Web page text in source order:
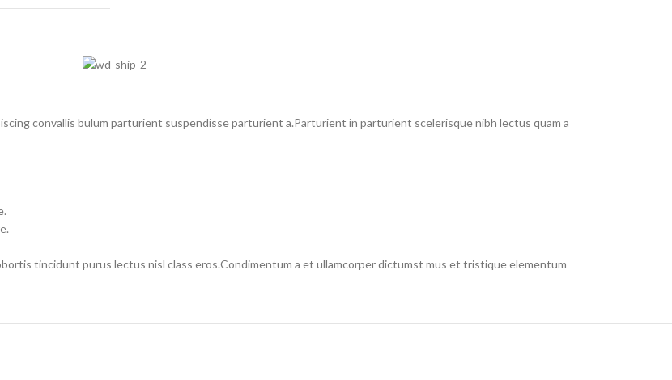
convallis bulum parturient suspendisse parturient a.Parturient in parturient scelerisque nibh lectus quam a
tincidunt purus lectus nisl class eros.Condimentum a et ullamcorper dictumst mus et tristique elementum